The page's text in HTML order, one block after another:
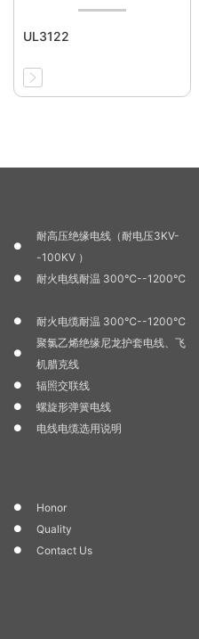
UL3122
耐高压绝缘电线（耐电压3KV-
-100KV ）
耐火电线耐温 300℃--1200℃
耐火电缆耐温 300℃--1200℃
聚氯乙烯绝缘尼龙护套电线、飞
机腊克线
辐照交联线
螺旋形弹簧电线
电线电缆选用说明
Honor
Quality
Contact Us